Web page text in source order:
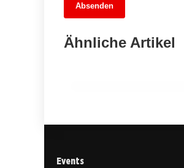
Absenden
Ähnliche Artikel
MuseumsMeileMitte:
kulturelles Herz
Events